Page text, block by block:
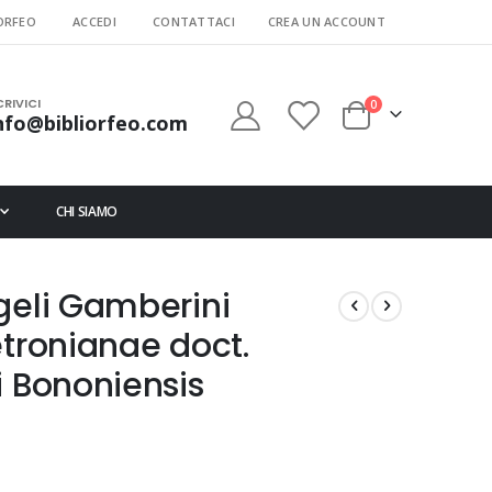
ACCEDI CONTATTACI CREA UN ACCOUNT
Cart
0elementi
CHI SIAMO
Gamberini
doct.